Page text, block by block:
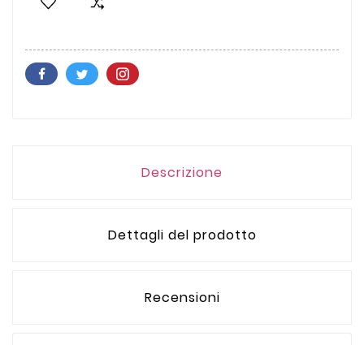
Descrizione
Dettagli del prodotto
Recensioni